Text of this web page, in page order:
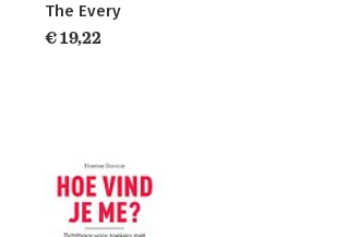
The Every
€ 19,22